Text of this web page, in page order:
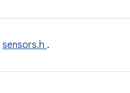
sensors.h .